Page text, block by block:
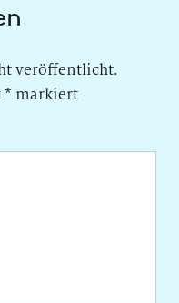
veröffentlicht.
* markiert